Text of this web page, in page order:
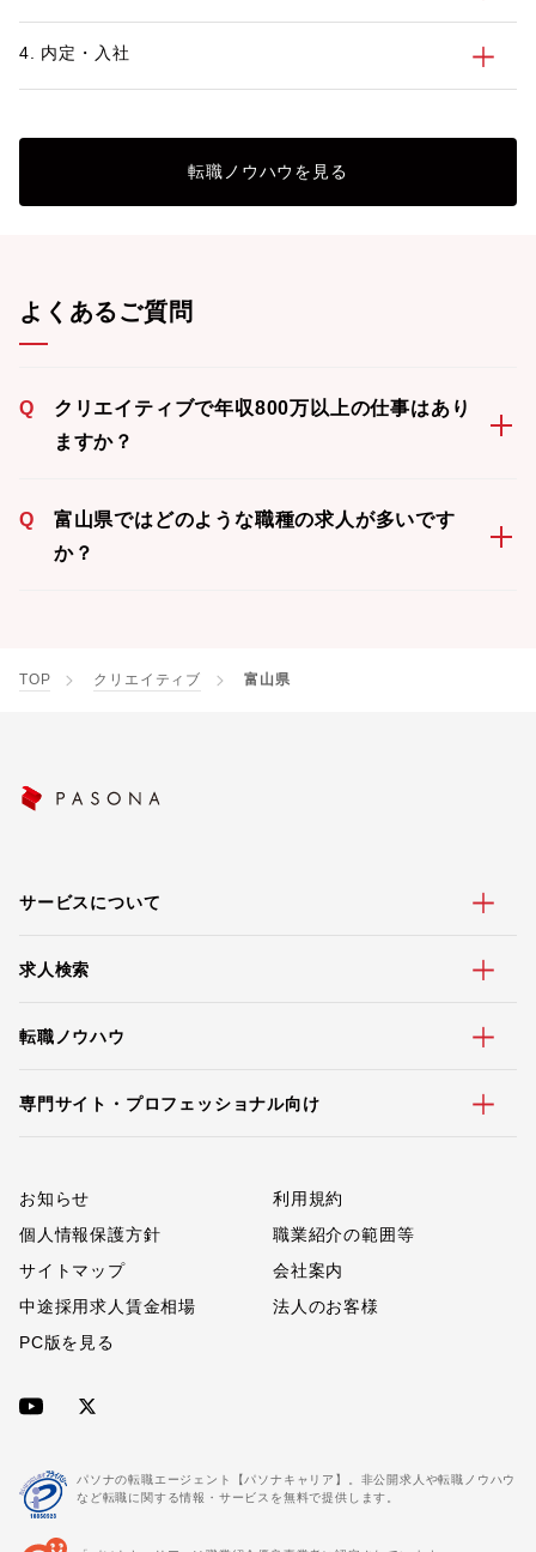
4. 内定・入社
転職ノウハウを見る
よくあるご質問
Q
クリエイティブで年収800万以上の仕事はあり
ますか？
Q
富山県ではどのような職種の求人が多いです
か？
TOP クリエイティブ 富山県
サービスについて
求人検索
転職ノウハウ
専門サイト・プロフェッショナル向け
お知らせ
利用規約
個人情報保護方針
職業紹介の範囲等
サイトマップ
会社案内
中途採用求人賃金相場
法人のお客様
PC版を見る
パソナの転職エージェント【パソナキャリア】。非公開求人や転職ノウハウ
など転職に関する情報・サービスを無料で提供します。